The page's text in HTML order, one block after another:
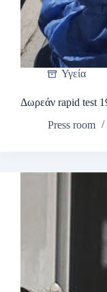
Υγεία
Δωρεάν rapid test
Press room